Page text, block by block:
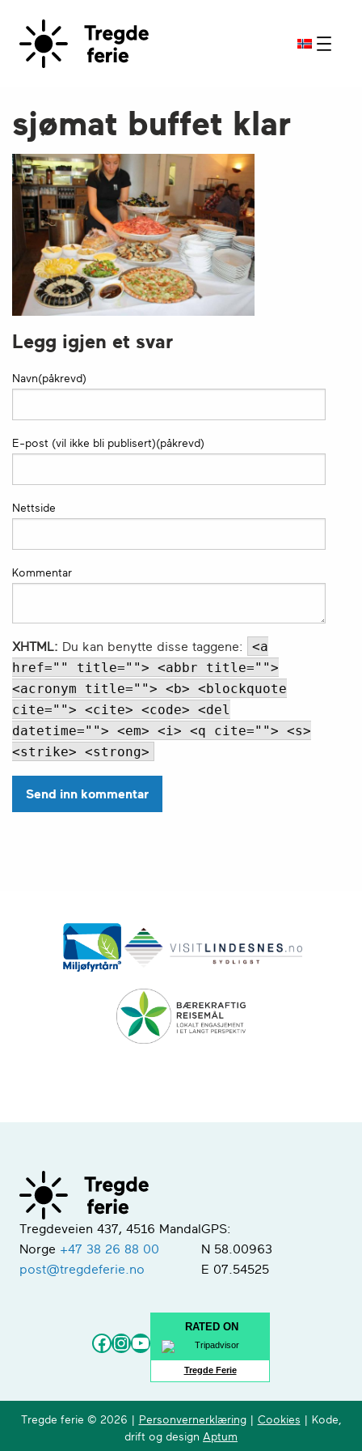
sjømat buffet klar
Legg igjen et svar
Navn(påkrevd)
E-post (vil ikke bli publisert)(påkrevd)
Nettside
Kommentar
XHTML: Du kan benytte disse taggene:
<a
href="" title=""> <abbr title="">
<acronym title=""> <b> <blockquote
cite=""> <cite> <code> <del
datetime=""> <em> <i> <q cite=""> <s>
<strike> <strong>
Tregdeveien 437, 4516 Mandal
Norge +47 38 26 88 00
post@tregdeferie.no
GPS:
N 58.00963
E 07.54525
Facebook
Instagram
YouTube
RATED ON
Tregde Ferie
Tregde ferie © 2026 | Personvernerklæring| Cookies | Kode,
drift og design Aptum